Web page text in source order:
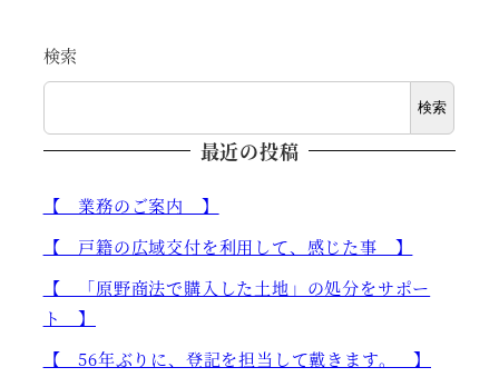
検索
検索
最近の投稿
【 業務のご案内 】
【 戸籍の広域交付を利用して、感じた事 】
【 「原野商法で購入した土地」の処分をサポー
ト 】
【 56年ぶりに、登記を担当して戴きます。 】